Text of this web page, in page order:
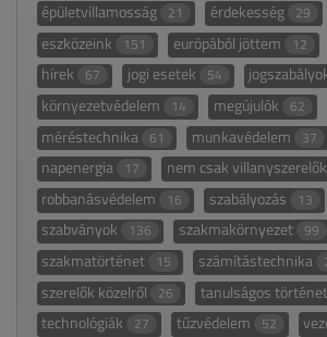
épületvillamosság 21 érdekesség 29
eszközeink 151 európából jöttem 12
hírek 67 jogi esetek 54
környezetvédelem 14 megújulók 62
méréstechnika 61 munkavédelem 37
napenergia 17 nem csak
robbanásvédelem 16 szabályozás 13
szabványok 136 szakmakörnyezet 99
szakmatörténet 15 számítástechnika
szerelők közelről 26 tanulságos
technológiák 27 tűzvédelem 52